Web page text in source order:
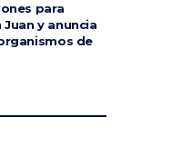
para
y anuncia
de